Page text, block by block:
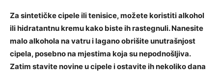
Za sintetičke cipele ili tenisice, možete koristiti alkohol
ili hidratantnu kremu kako biste ih rastegnuli. Nanesite
malo alkohola na vatru i lagano obrišite unutrašnjost
cipela, posebno na mjestima koja su nepodnošljiva.
Zatim stavite novine u cipele i ostavite ih nekoliko dana